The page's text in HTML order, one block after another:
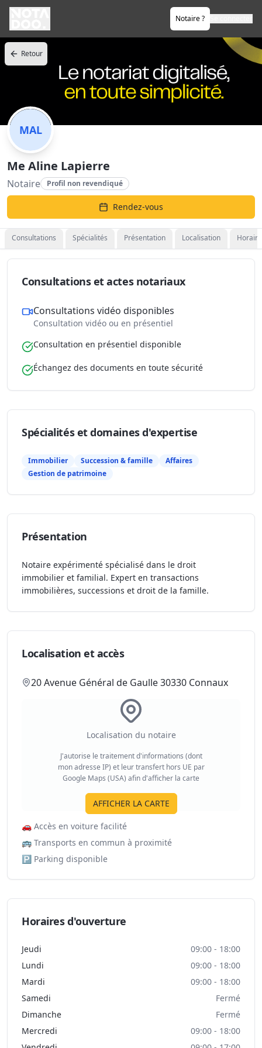
Notaire ?
Retour
MAL
Me Aline Lapierre
Notaire Profil non revendiqué
Rendez-vous
Consultations Spécialités Présentation Localisation
Consultations et actes notariaux
Consultations vidéo disponibles
Consultation vidéo ou en présentiel
Consultation en présentiel disponible
Échangez des documents en toute sécurité
Spécialités et domaines d'expertise
Immobilier Succession & famille
Affaires
Gestion de patrimoine
Présentation
Notaire expérimenté spécialisé dans le droit
immobilier et familial. Expert en transactions
immobilières, successions et droit de la famille.
Localisation et accès
20 Avenue Général de Gaulle 30330 Connaux
Localisation du notaire
J'autorise le traitement d'informations (dont
mon adresse IP) et leur transfert hors UE par
Google Maps (USA) afin d'afficher la carte
AFFICHER LA CARTE
🚗 Accès en voiture facilité
🚌 Transports en commun à proximité
🅿️ Parking disponible
Horaires d'ouverture
Jeudi
09:00 - 18:00
Lundi
09:00 - 18:00
Mardi
09:00 - 18:00
Samedi
Fermé
Dimanche
Fermé
Mercredi
09:00 - 18:00